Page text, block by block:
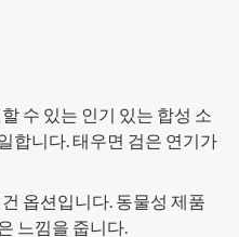
수 있는 인기 있는 합성 소
합니다. 태우면 검은 연기가
옵션입니다. 동물성 제품
느낌을 줍니다.